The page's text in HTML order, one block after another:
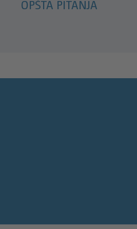
OPŠTA PITANJA